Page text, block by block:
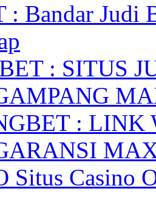
: Bandar Judi
: SITUS
: LINK
Situs Casino